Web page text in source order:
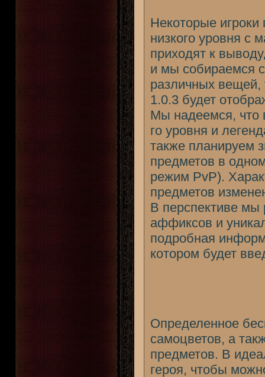
Некоторые
низкого уровня с
приходят к
и мы собираемся
различных вещей,
1.0.3 будет
Мы надеемся, что
го уровня и
также планируем
предметов в
режим PvP).
предметов
В перспективе мы
аффиксов и
подробная
котором будет
Определенное
самоцветов, а
предметов. В
героя, чтобы